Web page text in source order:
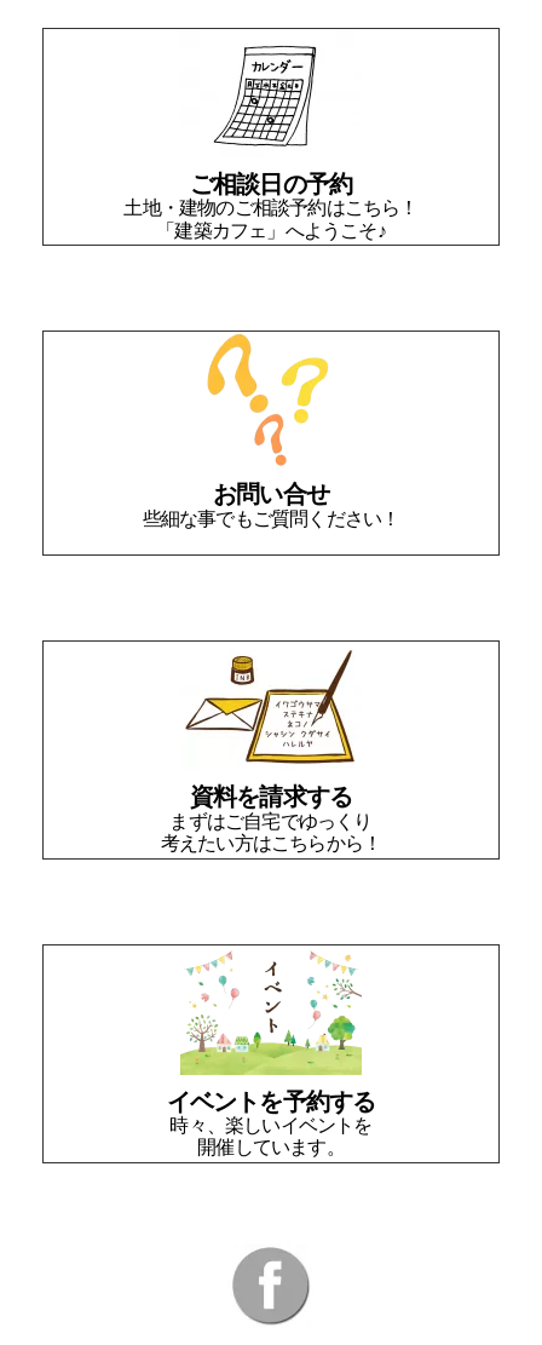
ご相談日の予約
土地・建物のご相談予約はこちら！
「建築カフェ」へようこそ♪
お問い合せ
些細な事でもご質問ください！
資料を請求する
まずはご自宅でゆっくり
考えたい方はこちらから！
イベントを予約する
時々、楽しいイベントを
開催しています。